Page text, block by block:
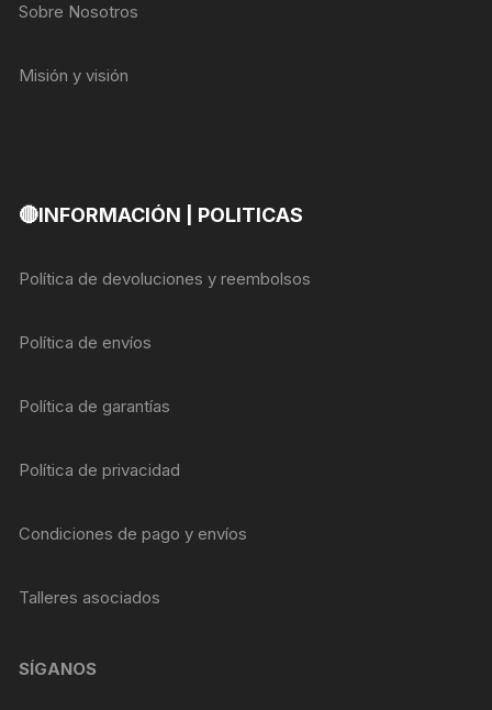
Sobre Nosotros
Misión y visión
🔴INFORMACIÓN | POLITICAS
Política de devoluciones y reembolsos
Política de envíos
Política de garantías
Política de privacidad
Condiciones de pago y envíos
Talleres asociados
SÍGANOS